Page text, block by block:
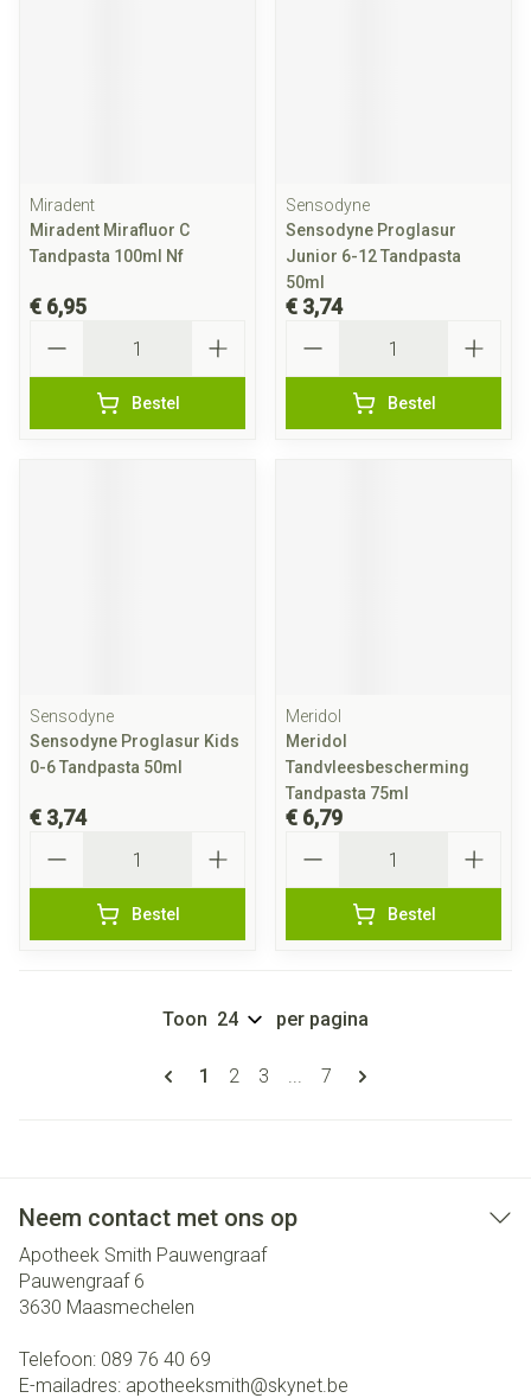
Miradent
Miradent Mirafluor C
Tandpasta 100ml Nf
€ 6,95
Bestel
Sensodyne
Sensodyne Proglasur
Junior 6-12 Tandpasta
50ml
€ 3,74
Bestel
Sensodyne
Sensodyne Proglasur Kids
0-6 Tandpasta 50ml
€ 3,74
Bestel
Meridol
Meridol
Tandvleesbescherming
Tandpasta 75ml
€ 6,79
Bestel
Pagina's
U lees momenteel pagina
1 Pagina
2 Pagina
3 ... Pagina
7
Toon per pagina
Neem contact met ons op
Apotheek Smith Pauwengraaf
Pauwengraaf 6
3630 Maasmechelen
Telefoon: 089 76 40 69
E-mailadres: apotheeksmith@skynet.be